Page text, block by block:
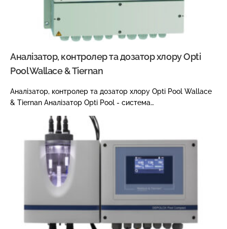
Аналізатор, контролер та дозатор хлору Opti
Pool Wallace & Tiernan
Аналізатор, контролер та дозатор хлору Opti Pool Wallace
& Tiernan Аналізатор Opti Pool - система…